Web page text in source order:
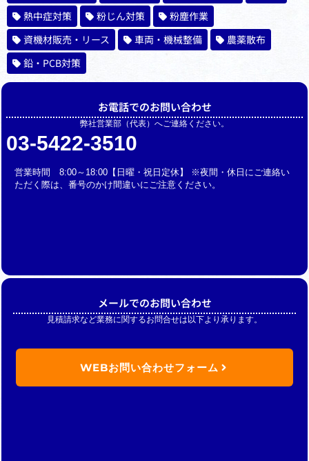
熱中症対策
粉じん対策
粉塵作業
資機材販売・リース
車両・機械整備
農薬散布
鉛・PCB対策
お電話でのお問い合わせ
弊社営業部（代表）へご連絡ください。
03-5422-3510
営業時間 8:00～18:00【日曜・祝日定休】 ※夜間・休日にご連絡い
ただく際は、番号のかけ間違いにご注意ください。
メールでのお問い合わせ
見積請求など業務に関するお問合せは以下より承ります。
WEBお問い合わせフォーム